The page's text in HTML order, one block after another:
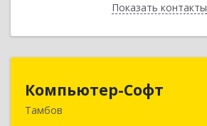
Показать контакты
Назад
Компьютер-Софт
Тамбов
392000, Тамбовская обл,